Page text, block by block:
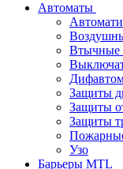
Автоматы
Втычные
Защиты
Защиты
Защиты
Узо
Барьеры MTL